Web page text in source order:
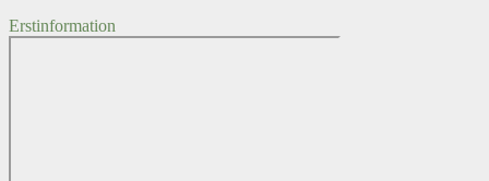
Erstinformation